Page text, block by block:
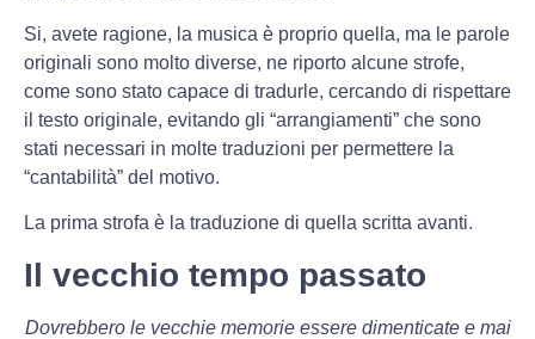
Si, avete ragione, la musica è proprio quella, ma le parole
originali sono molto diverse, ne riporto alcune strofe,
come sono stato capace di tradurle, cercando di rispettare
il testo originale, evitando gli “arrangiamenti” che sono
stati necessari in molte traduzioni per permettere la
“cantabilità” del motivo.
La prima strofa è la traduzione di quella scritta avanti.
Il vecchio tempo passato
Dovrebbero le vecchie memorie essere dimenticate e mai